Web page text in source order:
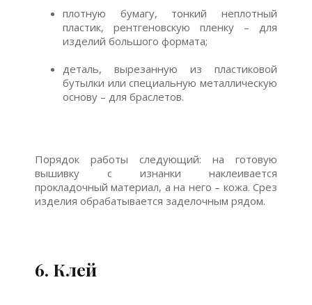
плотную бумагу, тонкий неплотный
пластик, рентгеновскую пленку – для
изделий большого формата;
деталь, вырезанную из пластиковой
бутылки или специальную металлическую
основу – для браслетов.
Порядок работы следующий: на готовую
вышивку с изнанки наклеивается
прокладочный материал, а на него – кожа. Срез
изделия обрабатывается заделочным рядом.
6. Клей